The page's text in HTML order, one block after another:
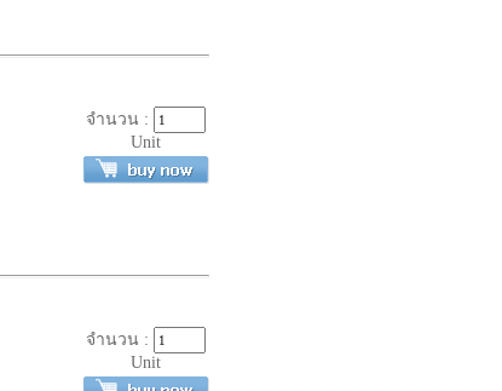
จำนวน :
Unit
จำนวน :
Unit